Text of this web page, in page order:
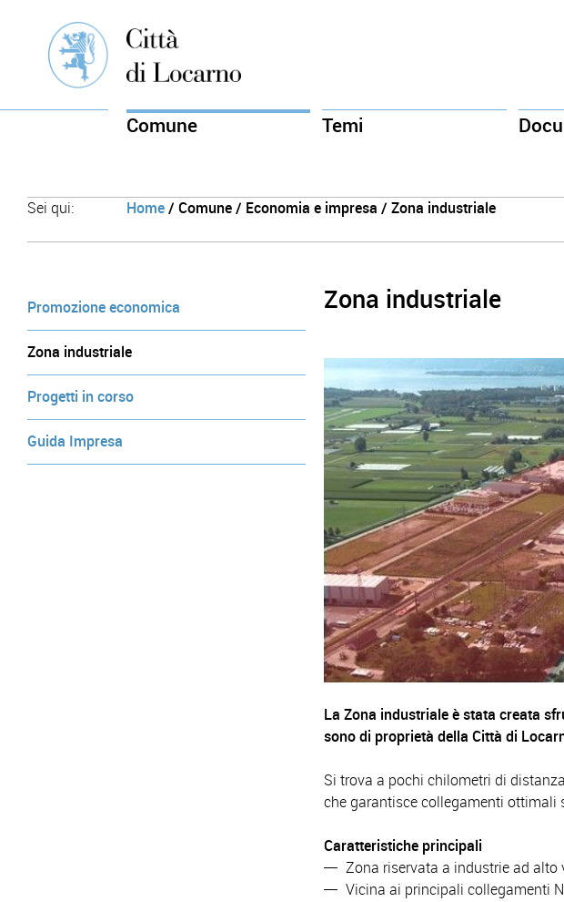
Comune Temi
Sei qui: Home/ Comune / Economia e impresa / Zona industriale
Promozione economica
Zona industriale
Progetti in corso
Guida Impresa
Zona industriale
La Zona industriale è stata creata
sono di proprietà della Città di
Si trova a pochi chilometri di
che garantisce collegamenti ottimali
Caratteristiche principali
Zona riservata a industrie ad alto
Vicina ai principali collegamenti